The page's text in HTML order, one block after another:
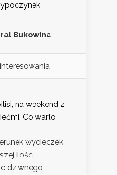
Bukowina
na weekend z
Co warto
wycieczek
ilości
dziwnego